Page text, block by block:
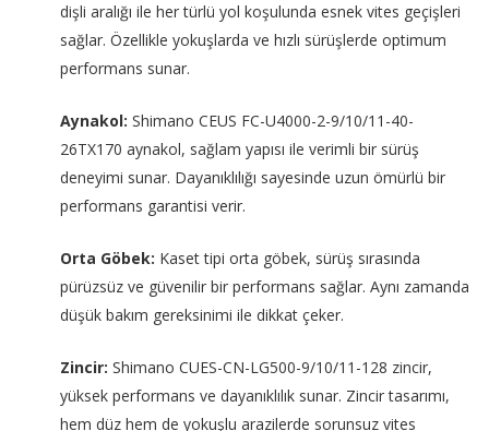
dişli aralığı ile her türlü yol koşulunda esnek vites geçişleri
sağlar. Özellikle yokuşlarda ve hızlı sürüşlerde optimum
performans sunar.
Aynakol: Shimano CEUS FC-U4000-2-9/10/11-40-
26TX170 aynakol, sağlam yapısı ile verimli bir sürüş
deneyimi sunar. Dayanıklılığı sayesinde uzun ömürlü bir
performans garantisi verir.
Orta Göbek: Kaset tipi orta göbek, sürüş sırasında
pürüzsüz ve güvenilir bir performans sağlar. Aynı zamanda
düşük bakım gereksinimi ile dikkat çeker.
Zincir: Shimano CUES-CN-LG500-9/10/11-128 zincir,
yüksek performans ve dayanıklılık sunar. Zincir tasarımı,
hem düz hem de yokuşlu arazilerde sorunsuz vites